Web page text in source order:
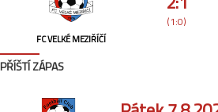
FC VELKÉ MEZIŘÍČÍ
(1:0)
PŘÍŠTÍ ZÁPAS